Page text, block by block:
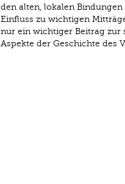
den alten, lokalen
Einfluss zu wichtigen
nur ein wichtiger Beitrag zur
Aspekte der Geschichte des